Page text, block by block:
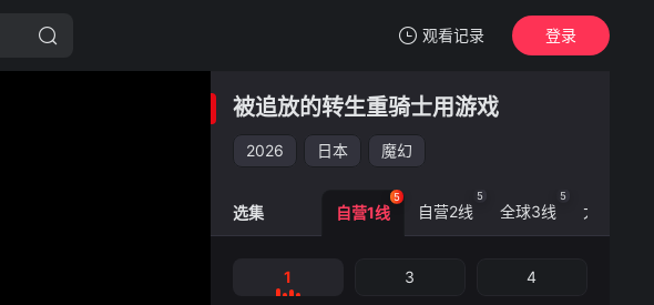
观看记录
我的观影记录
被追放的转生重骑士用游戏知识开无双
登录
被追放的转生重骑士用游戏
2026 日本 魔幻
被追放的转生重骑士用游戏知识开无双 -1
选集 自营1线
5
自营2线
5
全球3线
5
大陆0线
1 3 4